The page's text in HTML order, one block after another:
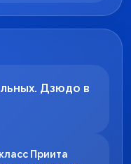
Дзюдо в
Приита